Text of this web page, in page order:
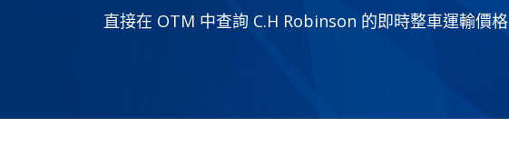
直接在 OTM 中查詢 C.H Robinson 的即時整車運輸價格